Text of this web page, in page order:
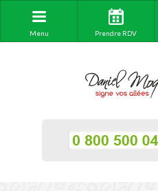
Menu Prendre RDV